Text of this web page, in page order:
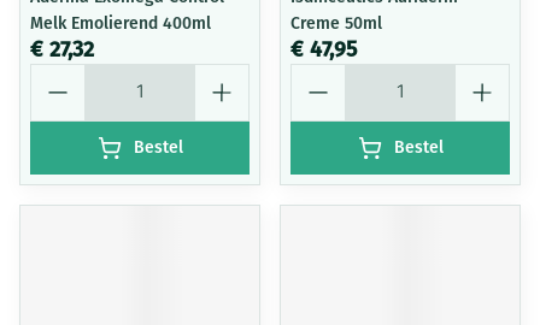
Melk Emolierend 400ml
€ 27,32
Bestel
Creme 50ml
€ 47,95
Bestel